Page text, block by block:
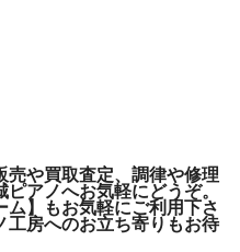
売や買取査定、調律や修理
アノへお気軽にどうぞ。
ム】もお気軽にご利用下さ
工房へのお立ち寄りもお待